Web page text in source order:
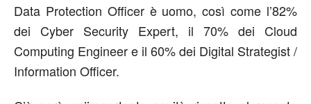
Data Protection Officer è uomo, così come l’82%
dei Cyber Security Expert, il 70% dei Cloud
Computing Engineer e il 60% dei Digital Strategist /
Information Officer.